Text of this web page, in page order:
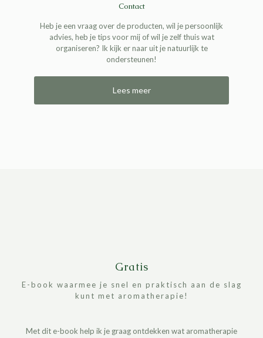
Contact
Heb je een vraag over de producten, wil je persoonlijk
advies, heb je tips voor mij of wil je zelf thuis wat
organiseren? Ik kijk er naar uit je natuurlijk te
ondersteunen!
Lees meer
Gratis
E-book waarmee je snel en praktisch aan de slag
kunt met aromatherapie!
Met dit e-book help ik je graag ontdekken wat aromatherapie